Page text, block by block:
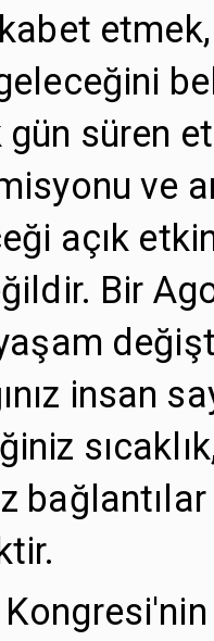
gün süren
ve
açık
Bir
insan